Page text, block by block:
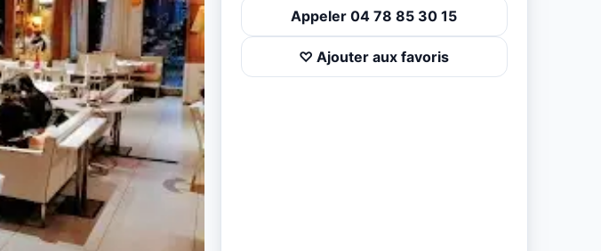
Appeler 04 78 85 30 15
♡ Ajouter aux favoris